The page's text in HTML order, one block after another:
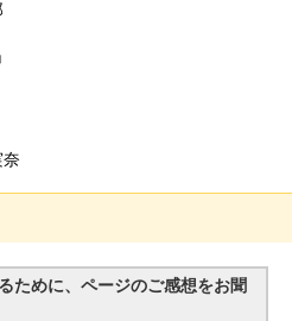
ために、ページのご感想をお聞